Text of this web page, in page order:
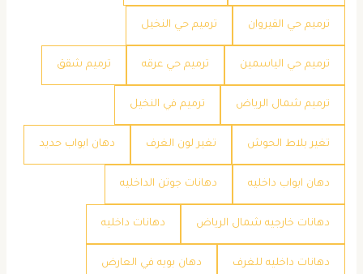
ترميم حي القيروان ترميم حي النخيل
ترميم حي الياسمين ترميم حي عرقه ترميم شقق
ترميم شمال الرياض ترميم في النخيل
تغير بلاط الحوش تغير لون الغرف دهان ابواب حديد
دهان ابواب داخليه دهانات جوتن الداخليه
دهانات خارجيه شمال الرياض دهانات داخليه
دهانات داخليه للغرف دهان بويه في العارض